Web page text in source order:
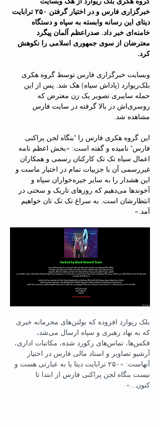
خبرگزاری فارس و در اختیار گرفتن ۲۵۰ ترابایت
دیتای این رسانه وابسته به سپاه و دستگاه
خامنه‌ای خبر داد. صدراعظم آلمان پیگرد
معترضان از سوی جمهوری اسلامی را نکوهش
کرد.
وبسایت خبرگزاری فارس توسط گروه هکری
بلک‌ریوارد (پاداش سیاه) هک شد. پس از این
حمله سایبری تصویر یک زن معترض که
روسری‌اش در بالا گرفته در سایت فارس
مشاهده شد.
این گروه هکری فارس را "بنگاه لجن پراکنی
فارس" نامیده و گفته است: «بخش اعظم نامه
اعمال سیاه تک تک کارکنان رسمی و همکاران
غیررسمی آن با جزییات تمام در اختیار ماست و
این هشدار را به سایر جیره‌خواران سپاه و
آخوندها می‌دهیم که روزهای تاریک و سختی در
انتظارشان است. به سراغ تک تک تان خواهیم
آمد.»
بلک ریوارد افزوده که بولتن‌های محرمانه خبری
که به نهاد رهبری و سپاه ارسال می‌شد،
فکس‌ها، تماس‌های رکورد شده، مکاتبات اداری،
آرشیو تصاویر و اسناد مالی فارس در اختیار
آنهاست: «۲۵۰ ترابایت دیتا یا به عبارتی هست و
نیست بنگاه لجن پراکنی فارس از ابتدا تا
کنون...»